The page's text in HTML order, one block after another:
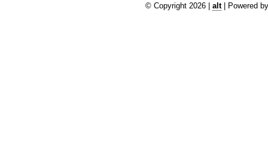
© Copyright 2026 | alt| Powered